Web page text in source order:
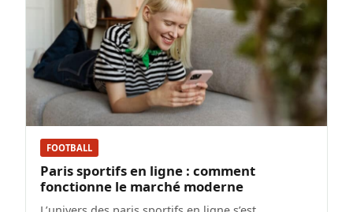
FOOTBALL
Paris sportifs en ligne : comment
fonctionne le marché moderne